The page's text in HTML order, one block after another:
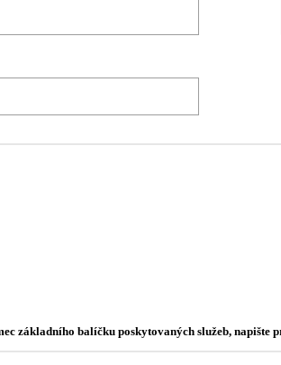
základního balíčku poskytovaných služeb, napište